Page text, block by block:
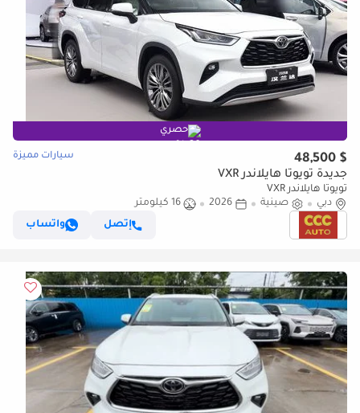
حصري
$ 48,500 سيارات مميزة
جديدة تويوتا هايلاندر VXR
تويوتا هايلاندر VXR
دبي
صينية 2026
16 كيلومتر
إتصل
واتساب